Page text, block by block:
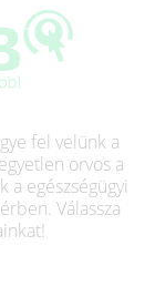
fel velünk a
orvos a
a egészségügyi
Válassza